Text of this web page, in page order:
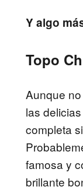
Y algo
Topo
Aunque
las
completa
famosa y
brillante